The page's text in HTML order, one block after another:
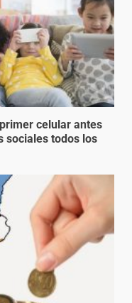
celular antes
sociales todos los